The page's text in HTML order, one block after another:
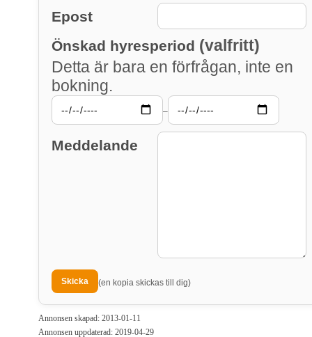
Epost
Önskad hyresperiod (valfritt)
Detta är bara en förfrågan, inte en
bokning.
–
Meddelande
(en kopia skickas till dig)
Annonsen skapad: 2013-01-11
Annonsen uppdaterad: 2019-04-29